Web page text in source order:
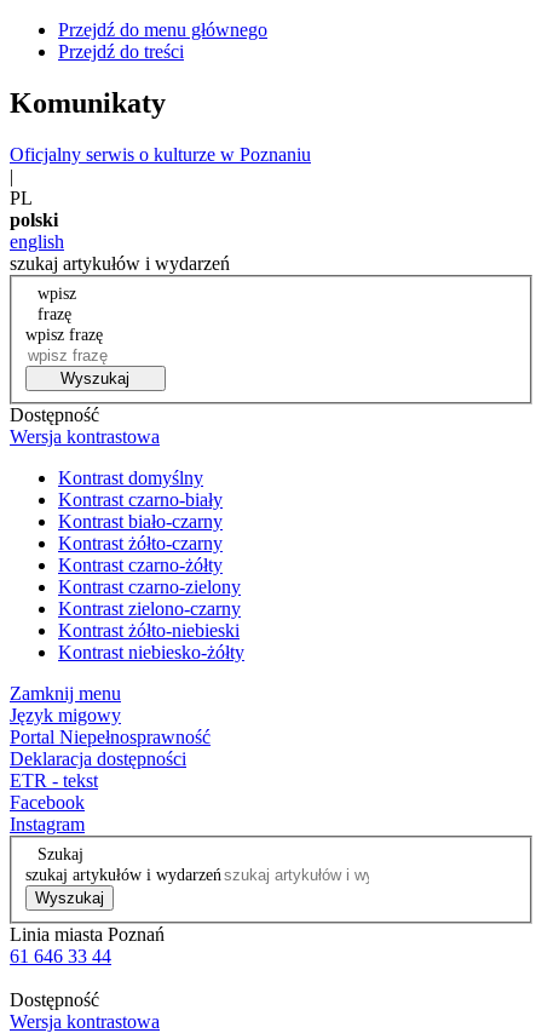
Przejdź do menu głównego
Przejdź do treści
Komunikaty
Oficjalny serwis o kulturze w Poznaniu
|
PL
polski
english
szukaj artykułów i wydarzeń
wpisz
frazę
wpisz frazę
Wyszukaj
Dostępność
Wersja kontrastowa
Kontrast domyślny
Kontrast czarno-biały
Kontrast biało-czarny
Kontrast żółto-czarny
Kontrast czarno-żółty
Kontrast czarno-zielony
Kontrast zielono-czarny
Kontrast żółto-niebieski
Kontrast niebiesko-żółty
Zamknij menu
Język migowy
Portal Niepełnosprawność
Deklaracja dostępności
ETR - tekst
Facebook
Instagram
Szukaj
szukaj artykułów i wydarzeń
Wyszukaj
Linia miasta Poznań
61 646 33 44
Dostępność
Wersja kontrastowa